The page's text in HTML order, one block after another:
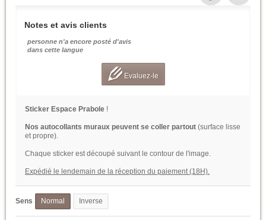
Notes et avis clients
personne n'a encore posté d'avis
dans cette langue
Evaluez-le
Sticker Espace Prabole !
Nos autocollants muraux peuvent se coller partout (surface lisse
et propre).
Chaque sticker est découpé suivant le contour de l'image.
Expédié le lendemain de la réception du paiement (18H).
Sens Normal Inverse